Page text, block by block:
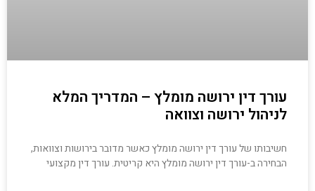
עורך דין ירושה מומלץ – המדריך המלא
לניהול ירושה וצוואה
חשיבותו של עורך דין ירושה מומלץ כאשר מדובר בירושות וצוואות,
הבחירה ב-עורך דין ירושה מומלץ היא קריטית. עורך דין מקצועי